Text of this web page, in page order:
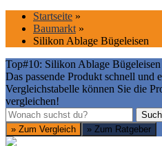
Startseite »
Baumarkt »
Silikon Ablage Bügeleisen
Top#10: Silikon Ablage
Das passende Produkt schnell und
Vergleichstabelle können Sie die
vergleichen!
Suchen
» Zum Vergleich
» Zum Ratgeber